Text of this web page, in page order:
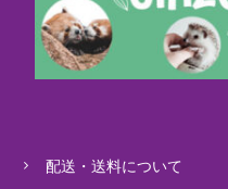
配送・送料について